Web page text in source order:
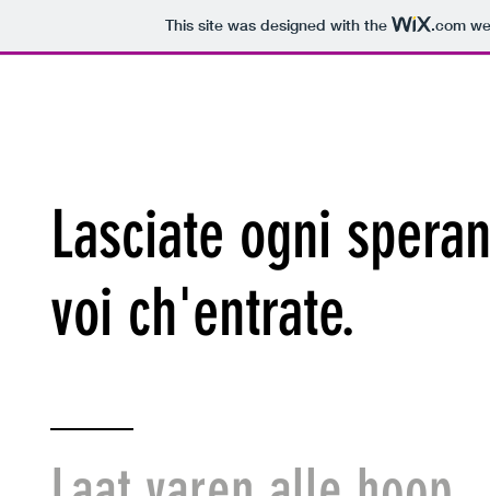
This site was designed with the .com
Lasciate ogni
voi ch'entrate.